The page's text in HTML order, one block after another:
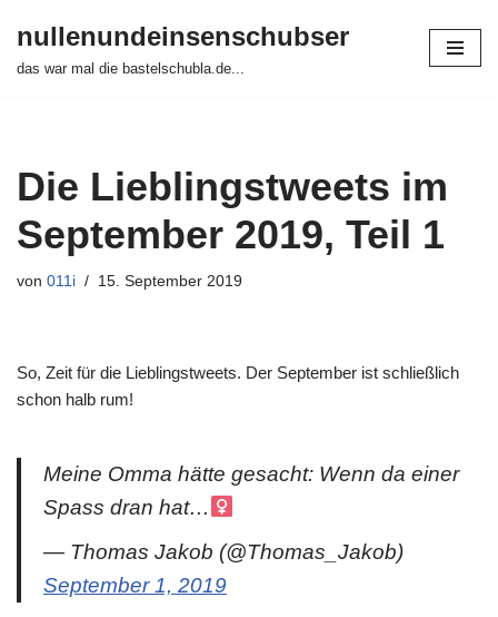
Zum
nullenundeinsenschubser
das war mal die bastelschubla.de...
Die Lieblingstweets im
September 2019, Teil 1
von 011i 15. September 2019
So, Zeit für die Lieblingstweets. Der September ist schließlich
schon halb rum!
Meine Omma hätte gesacht: Wenn da einer
Spass dran hat…‍
— Thomas Jakob (@Thomas_Jakob)
September 1, 2019